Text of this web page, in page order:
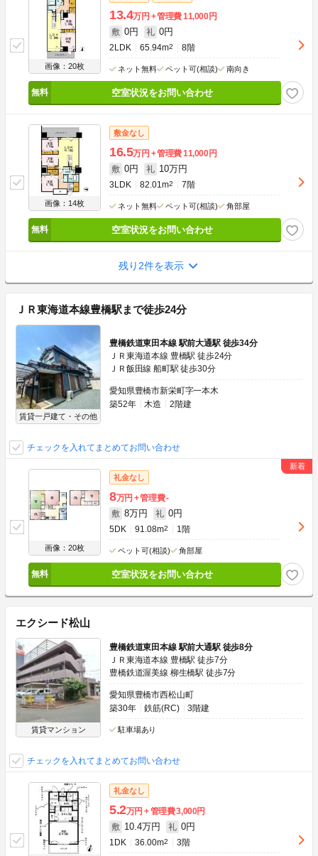
画像：20枚
13.4万円 管理費11,000円
敷 0円 礼 0円
2LDK 65.94m2 8階
ネット無料 ペット可(相談) 南向き
空室状況をお問い合わせ
画像：14枚
敷金なし
16.5万円 管理費11,000円
敷 0円 礼 10万円
3LDK 82.01m2 7階
ネット無料 ペット可(相談) 角部屋
空室状況をお問い合わせ
残り2件を表示
ＪＲ東海道本線豊橋駅まで徒歩24分
賃貸一戸建て・その他
豊橋鉄道東田本線 駅前大通駅 徒歩34分
ＪＲ東海道本線 豊橋駅 徒歩24分
ＪＲ飯田線 船町駅 徒歩30分
愛知県豊橋市新栄町字一本木
築52年
木造 2階建
チェックを入れてまとめてお問い合わせ
画像：20枚
礼金なし
8万円 管理費-
敷 8万円 礼 0円
5DK 91.08m2 1階
ペット可(相談) 角部屋
空室状況をお問い合わせ
エクシード松山
賃貸マンション
豊橋鉄道東田本線 駅前大通駅 徒歩8分
ＪＲ東海道本線 豊橋駅 徒歩7分
豊橋鉄道渥美線 柳生橋駅 徒歩7分
愛知県豊橋市西松山町
築30年
鉄筋(RC) 3階建
駐車場あり
チェックを入れてまとめてお問い合わせ
礼金なし
5.2万円 管理費3,000円
敷 10.4万円 礼 0円
1DK 36.00m2 3階